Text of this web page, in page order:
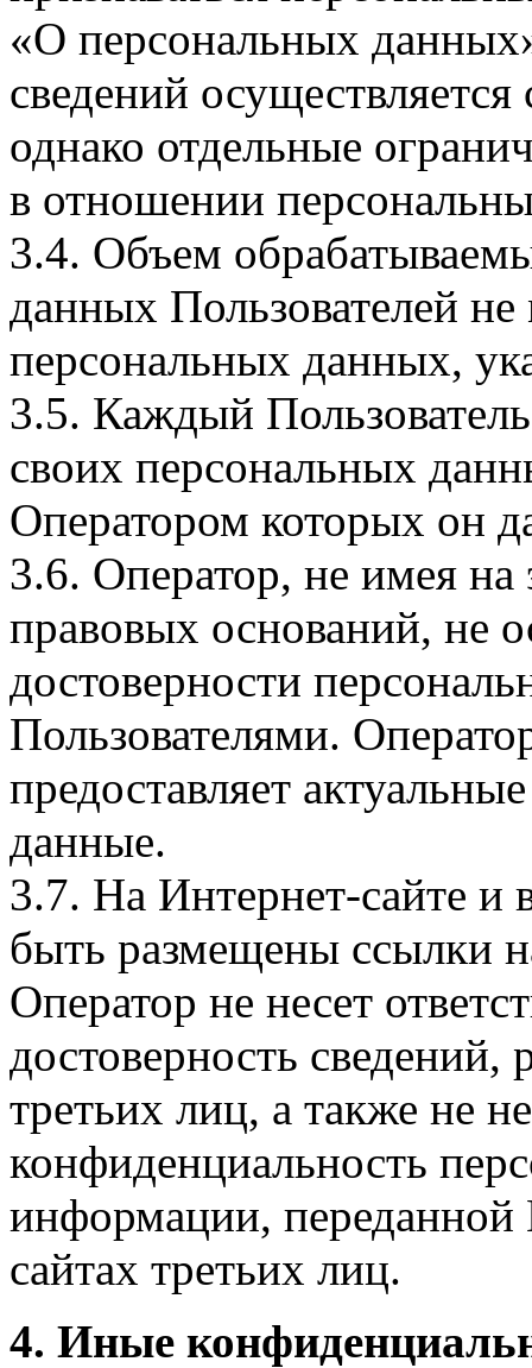
«О персональных
сведений
однако отдельные
в отношении
3.4. Объем
данных Пользователей
персональных данных,
3.5. Каждый
своих персональных
Оператором которых он
3.6. Оператор, не имея
правовых оснований, не
достоверности
Пользователями.
предоставляет
данные.
3.7. На Интернет-сайте
быть размещены ссылки
Оператор не несет
достоверность
третьих лиц, а также не
конфиденциальность
информации, переданной
сайтах третьих лиц.
4. Иные